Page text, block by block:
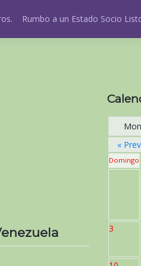
Rumbo a un Estado Socio
« Prev
Domingo
3